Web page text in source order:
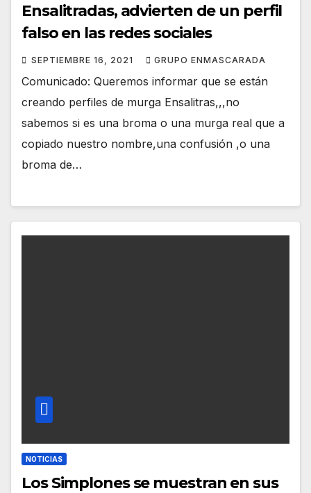
Ensalitradas, advierten de un perfil
falso en las redes sociales
SEPTIEMBRE 16, 2021 GRUPO ENMASCARADA
Comunicado: Queremos informar que se están
creando perfiles de murga Ensalitras,,,no
sabemos si es una broma o una murga real que a
copiado nuestro nombre,una confusión ,o una
broma de…
NOTICIAS
Los Simplones se muestran en sus